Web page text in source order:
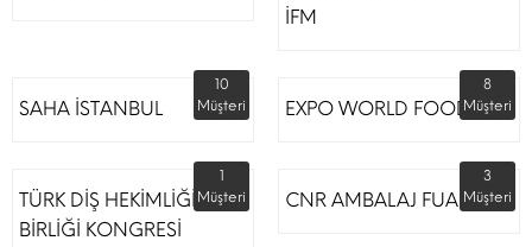
İFM
SAHA İSTANBUL
10
Müşteri
EXPO WORLD FOOD
8
Müşteri
TÜRK DİŞ HEKİMLİĞİ
BİRLİĞİ KONGRESİ
1
Müşteri
CNR AMBALAJ FUARI
3
Müşteri